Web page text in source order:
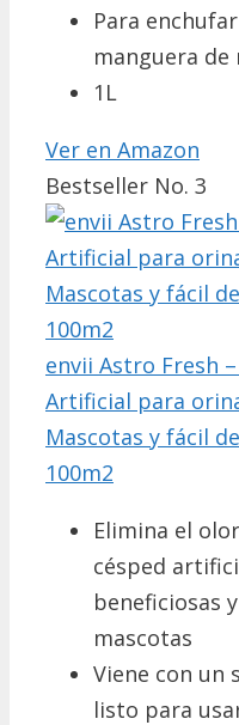
Para
manguera de
1L
Ver en Amazon
Bestseller No. 3
envii Astro Fresh
Artificial para
Mascotas y fácil
100m2
Elimina el
césped
beneficiosas
mascotas
Viene con un
listo para